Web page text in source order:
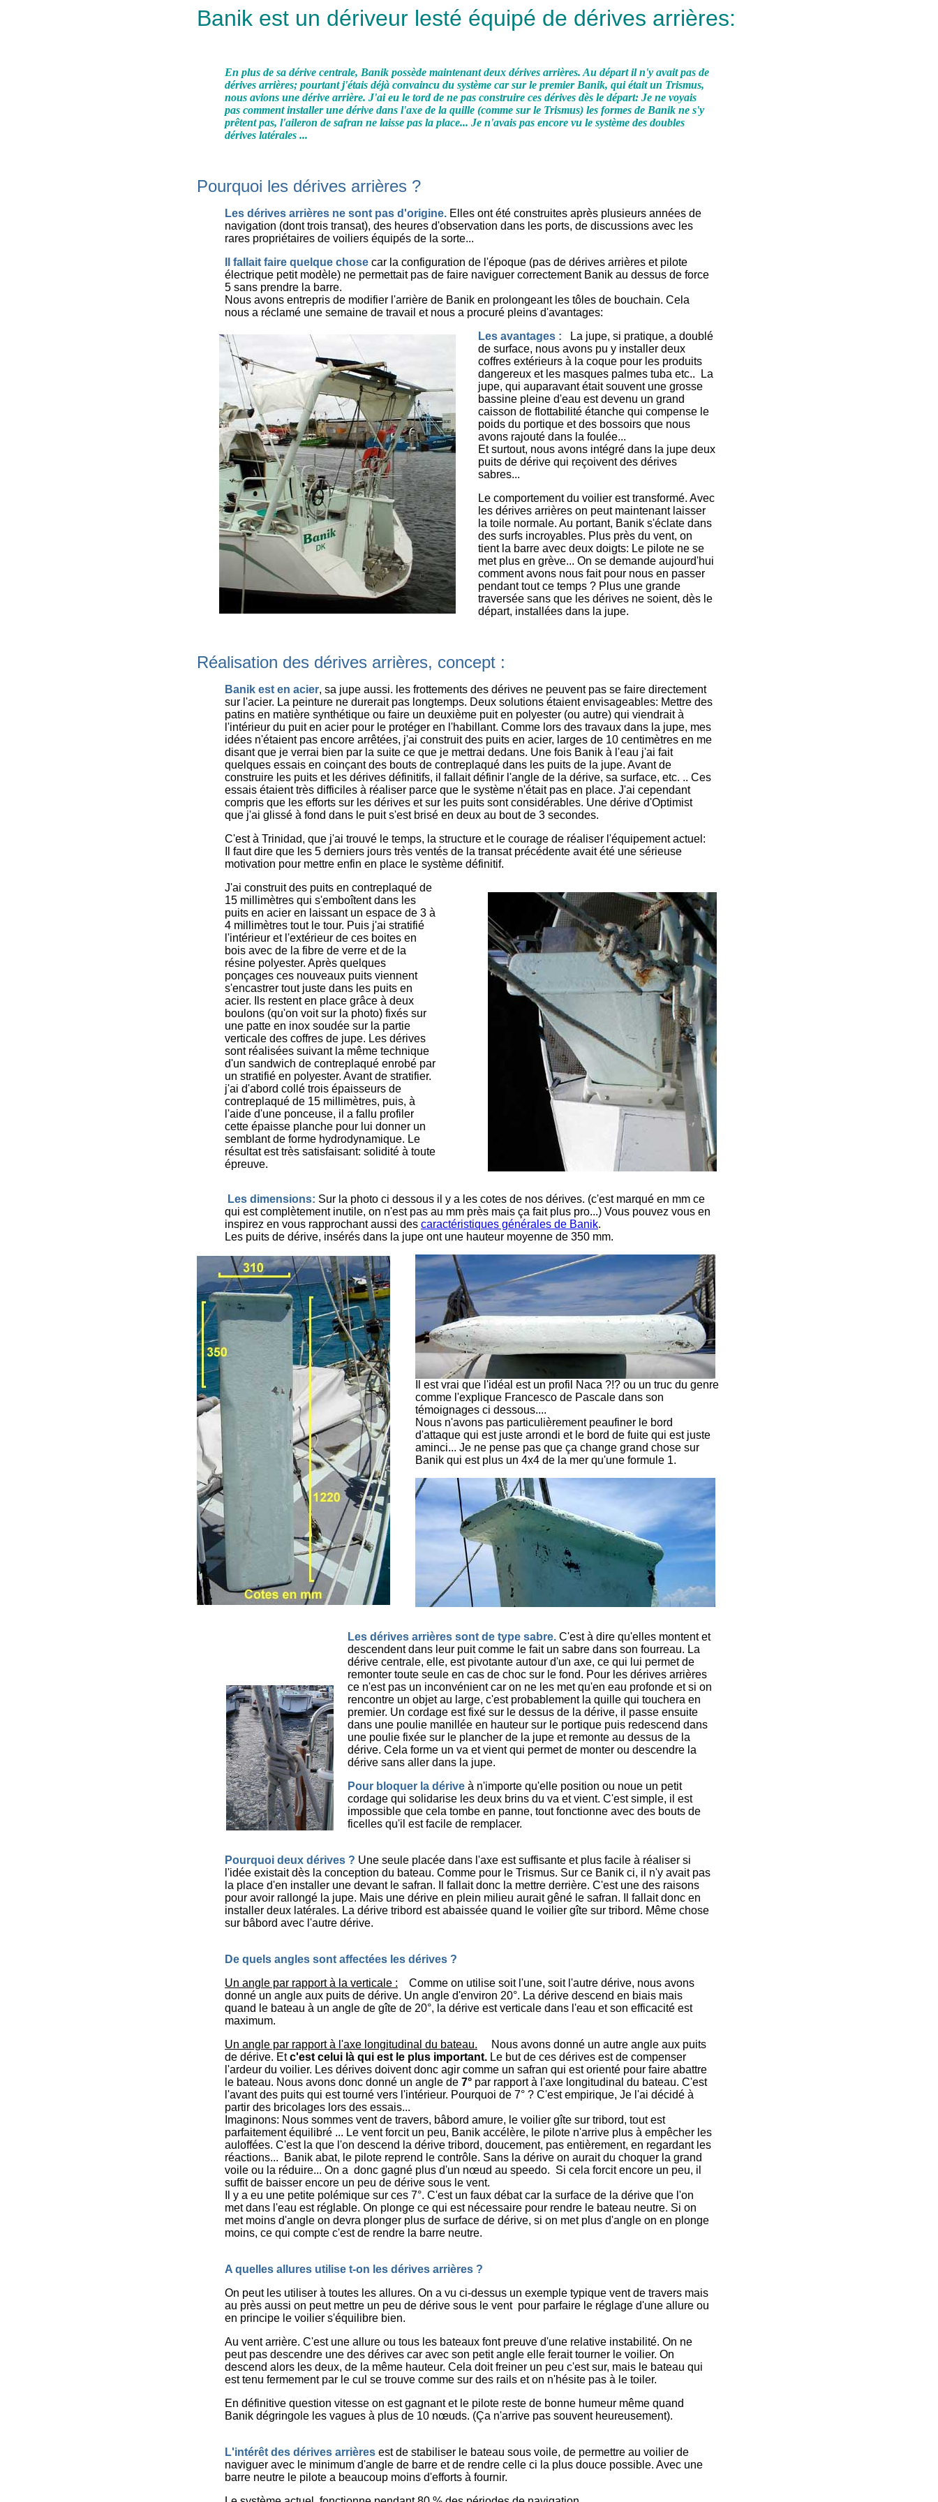
Banik est un dériveur lesté équipé de dérives arrières:
En plus de sa dérive centrale, Banik possède maintenant deux dérives arrières. Au départ il n'y avait pas de
dérives arrières; pourtant j'étais déjà convaincu du système car sur le premier Banik, qui était un Trismus,
nous avions une dérive arrière. J'ai eu le tord de ne pas construire ces dérives dès le départ: Je ne voyais
pas comment installer une dérive dans l'axe de la quille (comme sur le Trismus) les formes de Banik ne s'y
prêtent pas, l'aileron de safran ne laisse pas la place... Je n'avais pas encore vu le système des doubles
dérives latérales ...
Pourquoi les dérives arrières ?
Les dérives arrières ne sont pas d'origine. Elles ont été construites après plusieurs années de
navigation (dont trois transat), des heures d'observation dans les ports, de discussions avec les
rares propriétaires de voiliers équipés de la sorte...
fallait faire quelque chose car la configuration de l'époque (pas de dérives arrières et pilote
électrique petit modèle) ne permettait pas de faire naviguer correctement Banik au dessus de force
5 sans prendre la barre.
Nous avons entrepris de modifier l'arrière de Banik en prolongeant les tôles de bouchain. Cela
nous a réclamé une semaine de travail et nous a procuré pleins d'avantages:
Les avantages :
La jupe, si pratique, a doublé
de surface, nous avons pu y installer deux
coffres extérieurs à la coque pour les produits
dangereux et les masques palmes tuba etc.. La
jupe, qui auparavant était souvent une grosse
bassine pleine d'eau est devenu un grand
caisson de flottabilité étanche qui compense le
poids du portique et des bossoirs que nous
avons rajouté dans la foulée...
Et surtout, nous avons intégré dans la jupe deux
puits de dérive qui reçoivent des dérives
sabres...
Le comportement du voilier est transformé. Avec
les dérives arrières on peut maintenant laisser
la toile normale. Au portant, Banik s'éclate dans
des surfs incroyables. Plus près du vent, on
tient la barre avec deux doigts: Le pilote ne se
met plus en grève... On se demande aujourd'hui
comment avons nous fait pour nous en passer
pendant tout ce temps ? Plus une grande
traversée sans que les dérives ne soient, dès le
départ, installées dans la jupe.
Réalisation des dérives arrières, concept :
Banik est en acier, sa jupe aussi. les frottements des dérives ne peuvent pas se faire directement
sur l'acier. La peinture ne durerait pas longtemps. Deux solutions étaient envisageables: Mettre des
patins en matière synthétique ou faire un deuxième puit en polyester (ou autre) qui viendrait à
l'intérieur du puit en acier pour le protéger en l'habillant. Comme lors des travaux dans la jupe, mes
idées n'étaient pas encore arrêtées, j'ai construit des puits en acier, larges de 10 centimètres en me
disant que je verrai bien par la suite ce que je mettrai dedans. Une fois Banik à l'eau j'ai fait
quelques essais en coinçant des bouts de contreplaqué dans les puits de la jupe. Avant de
construire les puits et les dérives définitifs, il fallait définir l'angle de la dérive, sa surface, etc. .. Ces
essais étaient très difficiles à réaliser parce que le système n'était pas en place. J'ai cependant
compris que les efforts sur les dérives et sur les puits sont considérables. Une dérive d'Optimist
que j'ai glissé à fond dans le puit s'est brisé en deux au bout de 3 secondes.
C'est à Trinidad, que j'ai trouvé le temps, la structure et le courage de réaliser l'équipement actuel:
Il faut dire que les 5 derniers jours très ventés de la transat précédente avait été une sérieuse
motivation pour mettre enfin en place le système définitif.
J'ai construit des puits en contreplaqué de
15 millimètres qui s'emboîtent dans les
puits en acier en laissant un espace de 3 à
4 millimètres tout le tour. Puis j'ai stratifié
l'intérieur et l'extérieur de ces boites en
bois avec de la fibre de verre et de la
résine polyester. Après quelques
ponçages ces nouveaux puits viennent
s'encastrer tout juste dans les puits en
acier. Ils restent en place grâce à deux
boulons (qu'on voit sur la photo) fixés sur
une patte en inox soudée sur la partie
verticale des coffres de jupe. Les dérives
sont réalisées suivant la même technique
d'un sandwich de contreplaqué enrobé par
un stratifié en polyester. Avant de stratifier.
j'ai d'abord collé trois épaisseurs de
contreplaqué de 15 millimètres, puis, à
l'aide d'une ponceuse, il a fallu profiler
cette épaisse planche pour lui donner un
semblant de forme hydrodynamique. Le
résultat est très satisfaisant: solidité à toute
épreuve.
Les dimensions: Sur la photo ci dessous il y a les cotes de nos dérives. (c'est marqué en mm ce
qui est complètement inutile, on n'est pas au mm près mais ça fait plus pro...) Vous pouvez vous en
inspirez en vous rapprochant aussi des caractéristiques générales de Banik.
Les puits de dérive, insérés dans la jupe ont une hauteur moyenne de 350 mm.
Il est vrai que l'idéal est un profil Naca ?!? ou un truc du genre
comme l'explique Francesco de Pascale dans son
témoignages ci dessous....
Nous n'avons pas particulièrement peaufiner le bord
d'attaque qui est juste arrondi et le bord de fuite qui est juste
aminci... Je ne pense pas que ça change grand chose sur
Banik qui est plus un 4x4 de la mer qu'une formule 1.
Les dérives arrières sont de type sabre. C'est à dire qu'elles montent et
descendent dans leur puit comme le fait un sabre dans son fourreau. La
dérive centrale, elle, est pivotante autour d'un axe, ce qui lui permet de
remonter toute seule en cas de choc sur le fond. Pour les dérives arrières
ce n'est pas un inconvénient car on ne les met qu'en eau profonde et si on
rencontre un objet au large, c'est probablement la quille qui touchera en
premier. Un cordage est fixé sur le dessus de la dérive, il passe ensuite
dans une poulie manillée en hauteur sur le portique puis redescend dans
une poulie fixée sur le plancher de la jupe et remonte au dessus de la
dérive. Cela forme un va et vient qui permet de monter ou descendre la
dérive sans aller dans la jupe.
Pour bloquer la dérive à n'importe qu'elle position ou noue un petit
cordage qui solidarise les deux brins du va et vient. C'est simple, il est
impossible que cela tombe en panne, tout fonctionne avec des bouts de
ficelles qu'il est facile de remplacer.
Pourquoi deux dérives ? Une seule placée dans l'axe est suffisante et plus facile à réaliser si
l'idée existait dès la conception du bateau. Comme pour le Trismus. Sur ce Banik ci, il n'y avait pas
la place d'en installer une devant le safran. Il fallait donc la mettre derrière. C'est une des raisons
pour avoir rallongé la jupe. Mais une dérive en plein milieu aurait gêné le safran. Il fallait donc en
installer deux latérales. La dérive tribord est abaissée quand le voilier gîte sur tribord. Même chose
sur bâbord avec l'autre dérive.
De quels angles sont affectées les dérives ?
Un angle par rapport à la verticale :
Comme on utilise soit l'une, soit l'autre dérive, nous avons
donné un angle aux puits de dérive. Un angle d'environ 20°. La dérive descend en biais mais
quand le bateau à un angle de gîte de 20°, la dérive est verticale dans l'eau et son efficacité est
maximum.
Un angle par rapport à l'axe longitudinal du bateau. Nous avons donné un autre angle aux puits
de dérive. Etc'est celui là qui est le plus important. Le but de ces dérives est de compenser
l'ardeur du voilier. Les dérives doivent donc agir comme un safran qui est orienté pour faire abattre
le bateau. Nous avons donc donné un angle de 7° par rapport à l'axe longitudinal du bateau. C'est
l'avant des puits qui est tourné vers l'intérieur. Pourquoi de 7° ? C'est empirique, Je l'ai décidé à
partir des bricolages lors des essais...
Imaginons: Nous sommes vent de travers, bâbord amure, le voilier gîte sur tribord, tout est
parfaitement équilibré ... Le vent forcit un peu, Banik accélère, le pilote n'arrive plus à empêcher les
auloffées. C'est la que l'on descend la dérive tribord, doucement, pas entièrement, en regardant les
réactions... Banik abat, le pilote reprend le contrôle. Sans la dérive on aurait du choquer la grand
voile ou la réduire... On a donc gagné plus d'un nœud au speedo. Si cela forcit encore un peu, il
suffit de baisser encore un peu de dérive sous le vent.
Il y a eu une petite polémique sur ces 7°. C'est un faux débat car la surface de la dérive que l'on
met dans l'eau est réglable. On plonge ce qui est nécessaire pour rendre le bateau neutre. Si on
met moins d'angle on devra plonger plus de surface de dérive, si on met plus d'angle on en plonge
moins, ce qui compte c'est de rendre la barre neutre.
A quelles allures utilise t-on les dérives arrières ?
On peut les utiliser à toutes les allures. On a vu ci-dessus un exemple typique vent de travers mais
au près aussi on peut mettre un peu de dérive sous le vent pour parfaire le réglage d'une allure ou
en principe le voilier s'équilibre bien.
Au vent arrière. C'est une allure ou tous les bateaux font preuve d'une relative instabilité. On ne
peut pas descendre une des dérives car avec son petit angle elle ferait tourner le voilier. On
descend alors les deux, de la même hauteur. Cela doit freiner un peu c'est sur, mais le bateau qui
est tenu fermement par le cul se trouve comme sur des rails et on n'hésite pas à le toiler.
En définitive question vitesse on est gagnant et le pilote reste de bonne humeur même quand
Banik dégringole les vagues à plus de 10 nœuds. (Ça n'arrive pas souvent heureusement).
L'intérêt des dérives arrières est de stabiliser le bateau sous voile, de permettre au voilier de
naviguer avec le minimum d'angle de barre et de rendre celle ci la plus douce possible. Avec une
barre neutre le pilote a beaucoup moins d'efforts à fournir.